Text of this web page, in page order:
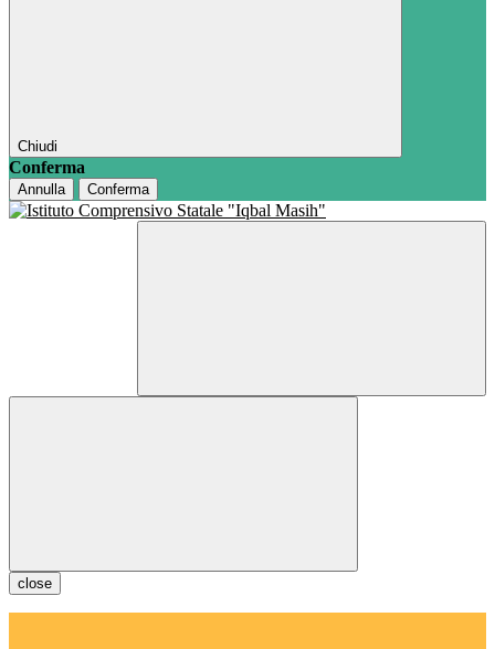
Chiudi
Conferma
Annulla Conferma
close